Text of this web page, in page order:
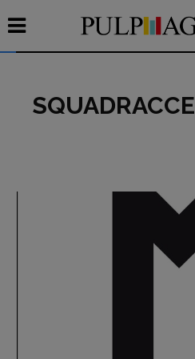
Archeologie del
SQUADRACCE